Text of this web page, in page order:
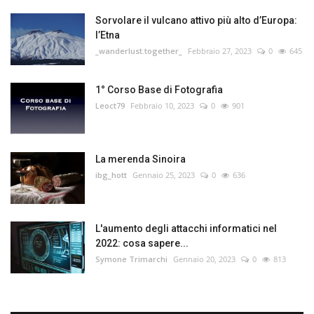
Sorvolare il vulcano attivo più alto d’Europa:
l’Etna
_wanderlust.together_ Febbraio 27, 2023 0 645
1° Corso Base di Fotografia
Leoct79 Febbraio 10, 2023 0 901
La merenda Sinoira
ibg_hott Gennaio 25, 2023 0 636
L'aumento degli attacchi informatici nel
2022: cosa sapere...
Symone Trimarchi Gennaio 20, 2023 0 813